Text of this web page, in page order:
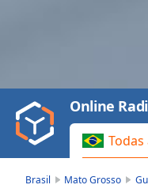
Video
Play
Backward
Skip
Todas
Online
Brasil Mato Grosso